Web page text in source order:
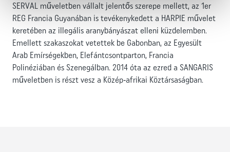
SERVAL műveletben vállalt jelentős szerepe mellett, az 1er
REG Francia Guyanában is tevékenykedett a HARPIE művelet
keretében az illegális aranybányászat elleni küzdelemben.
Emellett szakaszokat vetettek be Gabonban, az Egyesült
Arab Emírségekben, Elefántcsontparton, Francia
Polinéziában és Szenegálban. 2014 óta az ezred a SANGARIS
műveletben is részt vesz a Közép‑afrikai Köztársaságban.